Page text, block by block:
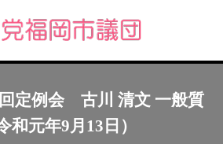
定例会 古川 清文 一般質
和元年9月13日）